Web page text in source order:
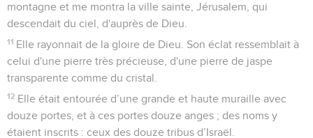
montagne et me montra la ville sainte, Jérusalem, qui
descendait du ciel, d'auprès de Dieu.
11 Elle rayonnait de la gloire de Dieu. Son éclat ressemblait à
celui d'une pierre très précieuse, d'une pierre de jaspe
transparente comme du cristal.
12 Elle était entourée d’une grande et haute muraille avec
douze portes, et à ces portes douze anges ; des noms y
étaient inscrits : ceux des douze tribus d’Israël.